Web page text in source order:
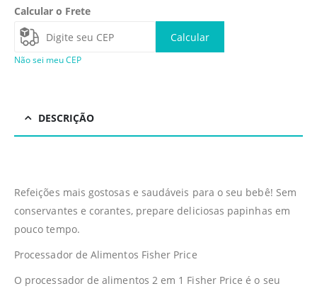
Calcular o Frete
Calcular
Não sei meu CEP
DESCRIÇÃO
Refeições mais gostosas e saudáveis para o seu bebê! Sem
conservantes e corantes, prepare deliciosas papinhas em
pouco tempo.
Processador de Alimentos Fisher Price
O processador de alimentos 2 em 1 Fisher Price é o seu